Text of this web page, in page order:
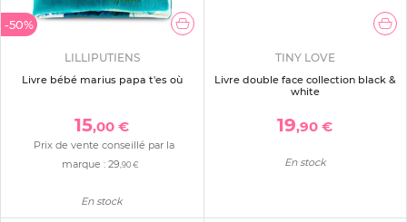
-50%
LILLIPUTIENS
Livre bébé marius papa t'es où
15,00 €
Prix de vente conseillé par la
marque : 29 ,90 €
En stock
TINY LOVE
Livre double face collection black &
white
19,90 €
En stock